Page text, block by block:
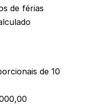
de férias
de 10